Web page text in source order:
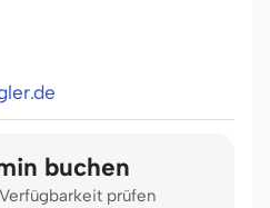
buchen
prüfen